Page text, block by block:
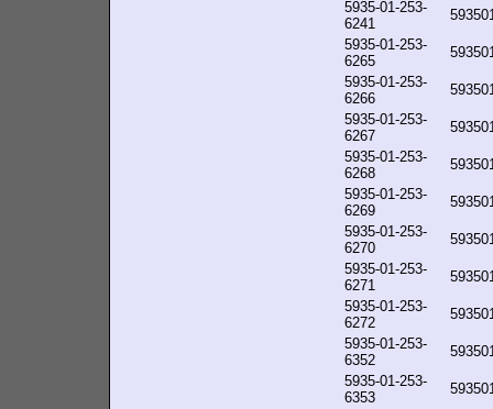
5935-01-253-
6241
5935-01-253-
6265
5935-01-253-
6266
5935-01-253-
6267
5935-01-253-
6268
5935-01-253-
6269
5935-01-253-
6270
5935-01-253-
6271
5935-01-253-
6272
5935-01-253-
6352
5935-01-253-
6353